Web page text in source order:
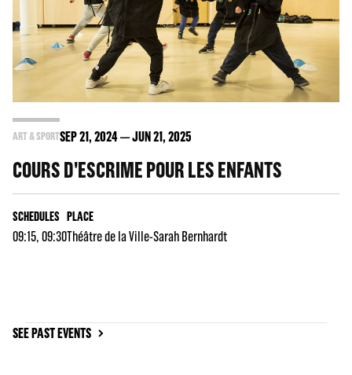
ART & SPORTSEP21, 2024 JUN21, 2025
COURS D'ESCRIME POUR LES ENFANTS
SCHEDULES
09:15, 09:30
PLACE
Théâtre de la Ville-Sarah Bernhardt
SEE PAST EVENTS